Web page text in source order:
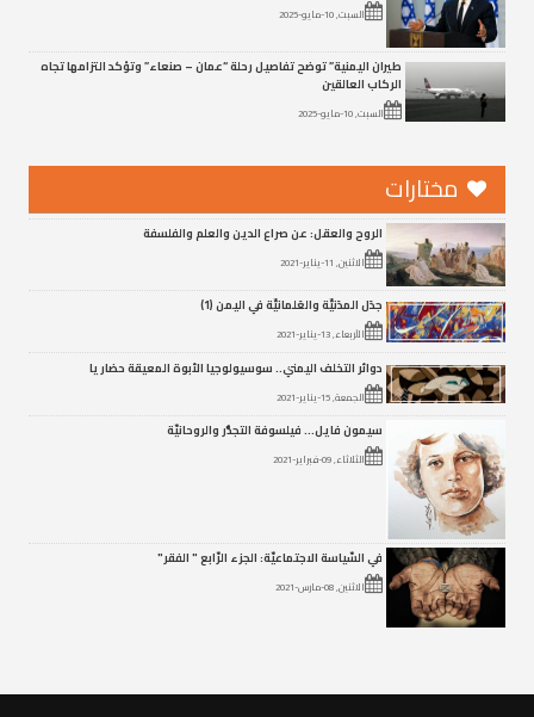
السبت, 10-مايو-2025
طيران اليمنية” توضح تفاصيل رحلة “عمان – صنعاء” وتؤكد التزامها تجاه
الركاب العالقين
السبت, 10-مايو-2025
مختارات
الروح والعقل: عن صراع الدين والعلم والفلسفة
الاثنين, 11-يناير-2021
جدَل المدَنيِّة والعَلمانيِّة في اليمن (1)
الأربعاء, 13-يناير-2021
دوائر التخلف اليمني.. سوسيولوجيا الأبوة المعيقة حضاريا
الجمعة, 15-يناير-2021
سيمون فايل… فيلسوفة التجذُّر والروحانيّة
الثلاثاء, 09-فبراير-2021
في السّياسة الاجتماعيّة: الجزء الرّابع " الفقر"
الاثنين, 08-مارس-2021